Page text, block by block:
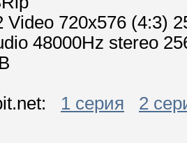
Video 720x576 (4:3)
48000Hz stereo
1 серия 2